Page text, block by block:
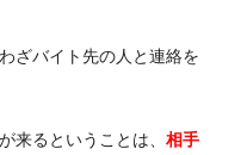
ざバイト先の人と連絡を
来るということは、 相手